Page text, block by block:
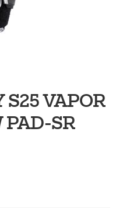
S25 VAPOR
PAD-SR